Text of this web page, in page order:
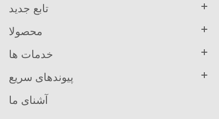
تابع جدید
محصولا
خدمات ها
پیوندهای سریع
آشنای ما